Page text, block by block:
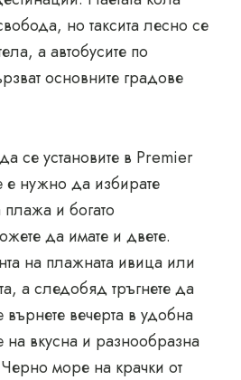
но таксита лесно се
а автобусите по
основните градове
се установите в Premier
е нужно да избирате
и богато
да имате и двете.
на плажната ивица или
а следобяд тръгнете да
вечерта в удобна
на вкусна и разнообразна
море на крачки от